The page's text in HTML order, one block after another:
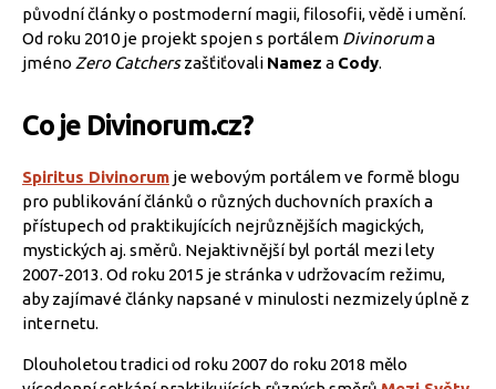
původní články o postmoderní magii, filosofii, vědě i umění.
Od roku 2010 je projekt spojen s portálem Divinoruma
jméno Zero Catcherszašťiťovali Namez a Cody.
Co je Divinorum.cz?
Spiritus Divinorum je webovým portálem ve formě blogu
pro publikování článků o různých duchovních praxích a
přístupech od praktikujících nejrůznějších magických,
mystických aj. směrů. Nejaktivnější byl portál mezi lety
2007-2013. Od roku 2015 je stránka v udržovacím režimu,
aby zajímavé články napsané v minulosti nezmizely úplně z
internetu.
Dlouholetou tradici od roku 2007 do roku 2018 mělo